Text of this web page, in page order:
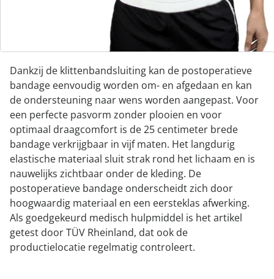
bandage steun en veiligheid en biedt hij bescherming
tegen een verzakking. Bij een verzakking verzakt een
orgaan of een deel van een orgaan.
Dankzij de klittenbandsluiting kan de postoperatieve
bandage eenvoudig worden om- en afgedaan en kan
de ondersteuning naar wens worden aangepast. Voor
een perfecte pasvorm zonder plooien en voor
optimaal draagcomfort is de 25 centimeter brede
bandage verkrijgbaar in vijf maten. Het langdurig
elastische materiaal sluit strak rond het lichaam en is
nauwelijks zichtbaar onder de kleding. De
postoperatieve bandage onderscheidt zich door
hoogwaardig materiaal en een eersteklas afwerking.
Als goedgekeurd medisch hulpmiddel is het artikel
getest door TÜV Rheinland, dat ook de
productielocatie regelmatig controleert.